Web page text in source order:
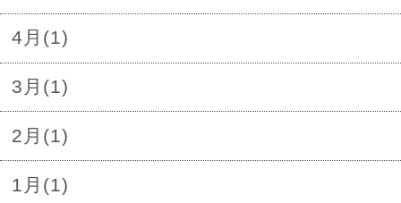
4月(1)
3月(1)
2月(1)
1月(1)